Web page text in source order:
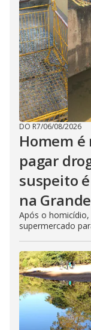
DO R7/06/08/2026
Homem
pagar
suspeito
na
Após o
supermercado